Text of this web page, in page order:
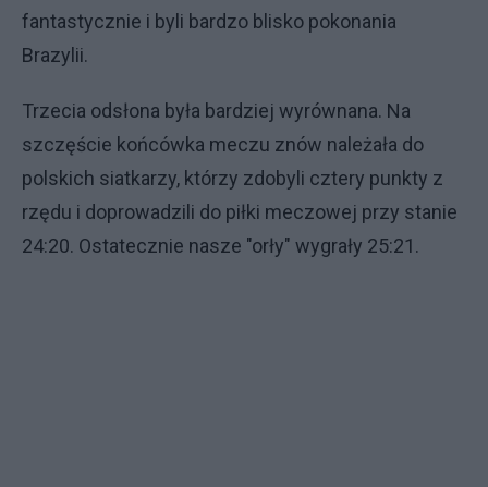
fantastycznie i byli bardzo blisko pokonania
Brazylii.
Trzecia odsłona była bardziej wyrównana. Na
szczęście końcówka meczu znów należała do
polskich siatkarzy, którzy zdobyli cztery punkty z
rzędu i doprowadzili do piłki meczowej przy stanie
24:20. Ostatecznie nasze "orły" wygrały 25:21.